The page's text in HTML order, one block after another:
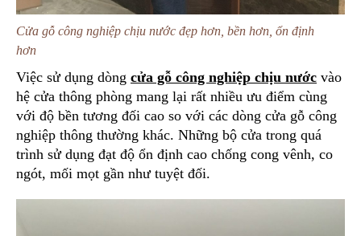
Cửa gỗ công nghiệp chịu nước đẹp hơn, bền hơn, ổn định
hơn
Việc sử dụng dòng cửa gỗ công nghiệp chịu nước vào
hệ cửa thông phòng mang lại rất nhiều ưu điểm cùng
với độ bền tương đối cao so với các dòng cửa gỗ công
nghiệp thông thường khác. Những bộ cửa trong quá
trình sử dụng đạt độ ổn định cao chống cong vênh, co
ngót, mối mọt gần như tuyệt đối.